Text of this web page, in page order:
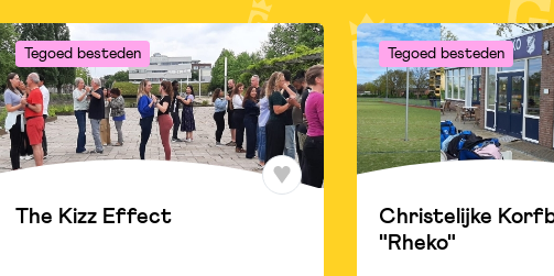
Tegoed besteden
The Kizz Effect
Tegoed besteden
Christelijke
"Rheko"